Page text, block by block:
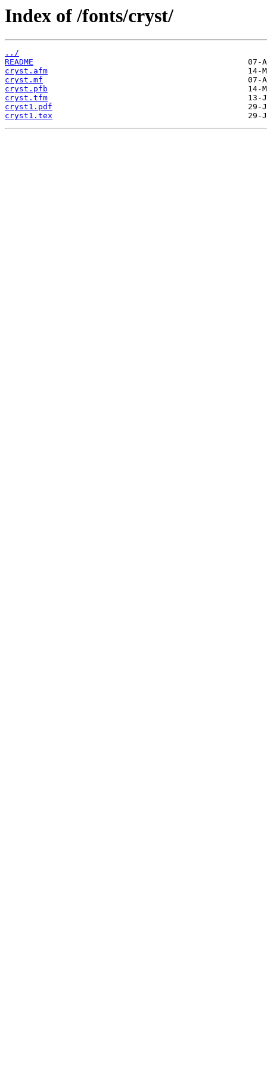
Index of /fonts/cryst/
../
README
cryst.afm
cryst.mf
cryst.pfb
cryst.tfm
cryst1.pdf
cryst1.tex